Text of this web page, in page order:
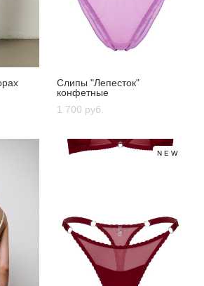
Слипы "Лепесток"
конфетные
1 700 pуб.
NEW